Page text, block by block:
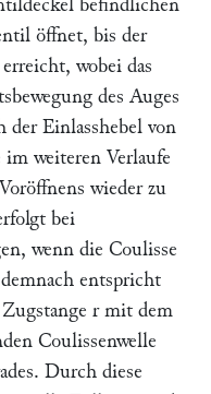
befindlichen
öffnet, bis der
wobei das
des Auges
der Einlasshebel von
weiteren Verlaufe
wieder zu
bei
wenn die Coulisse
entspricht
rmit dem
Coulissenwelle
Durch diese